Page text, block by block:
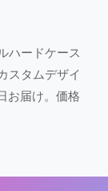
ハードケース
スタムデザイ
お届け。価格